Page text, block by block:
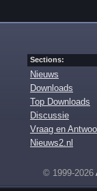
Sections:
Nieuws
Downloads
Top Downloads
Discussie
Vraag en
Nieuws2.nl
© 1999-2026